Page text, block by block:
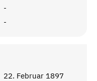
-
-
22. Februar 1897